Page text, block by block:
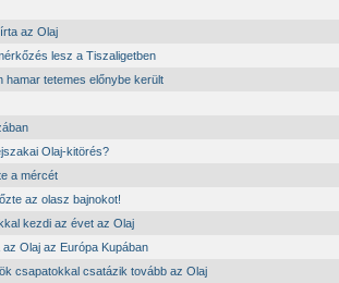
az Olaj
lesz a Tiszaligetben
hamar tetemes előnybe került
Olaj-kitörés?
a mércét
az olasz bajnokot!
kezdi az évet az Olaj
Olaj az Európa Kupában
csapatokkal csatázik tovább az Olaj